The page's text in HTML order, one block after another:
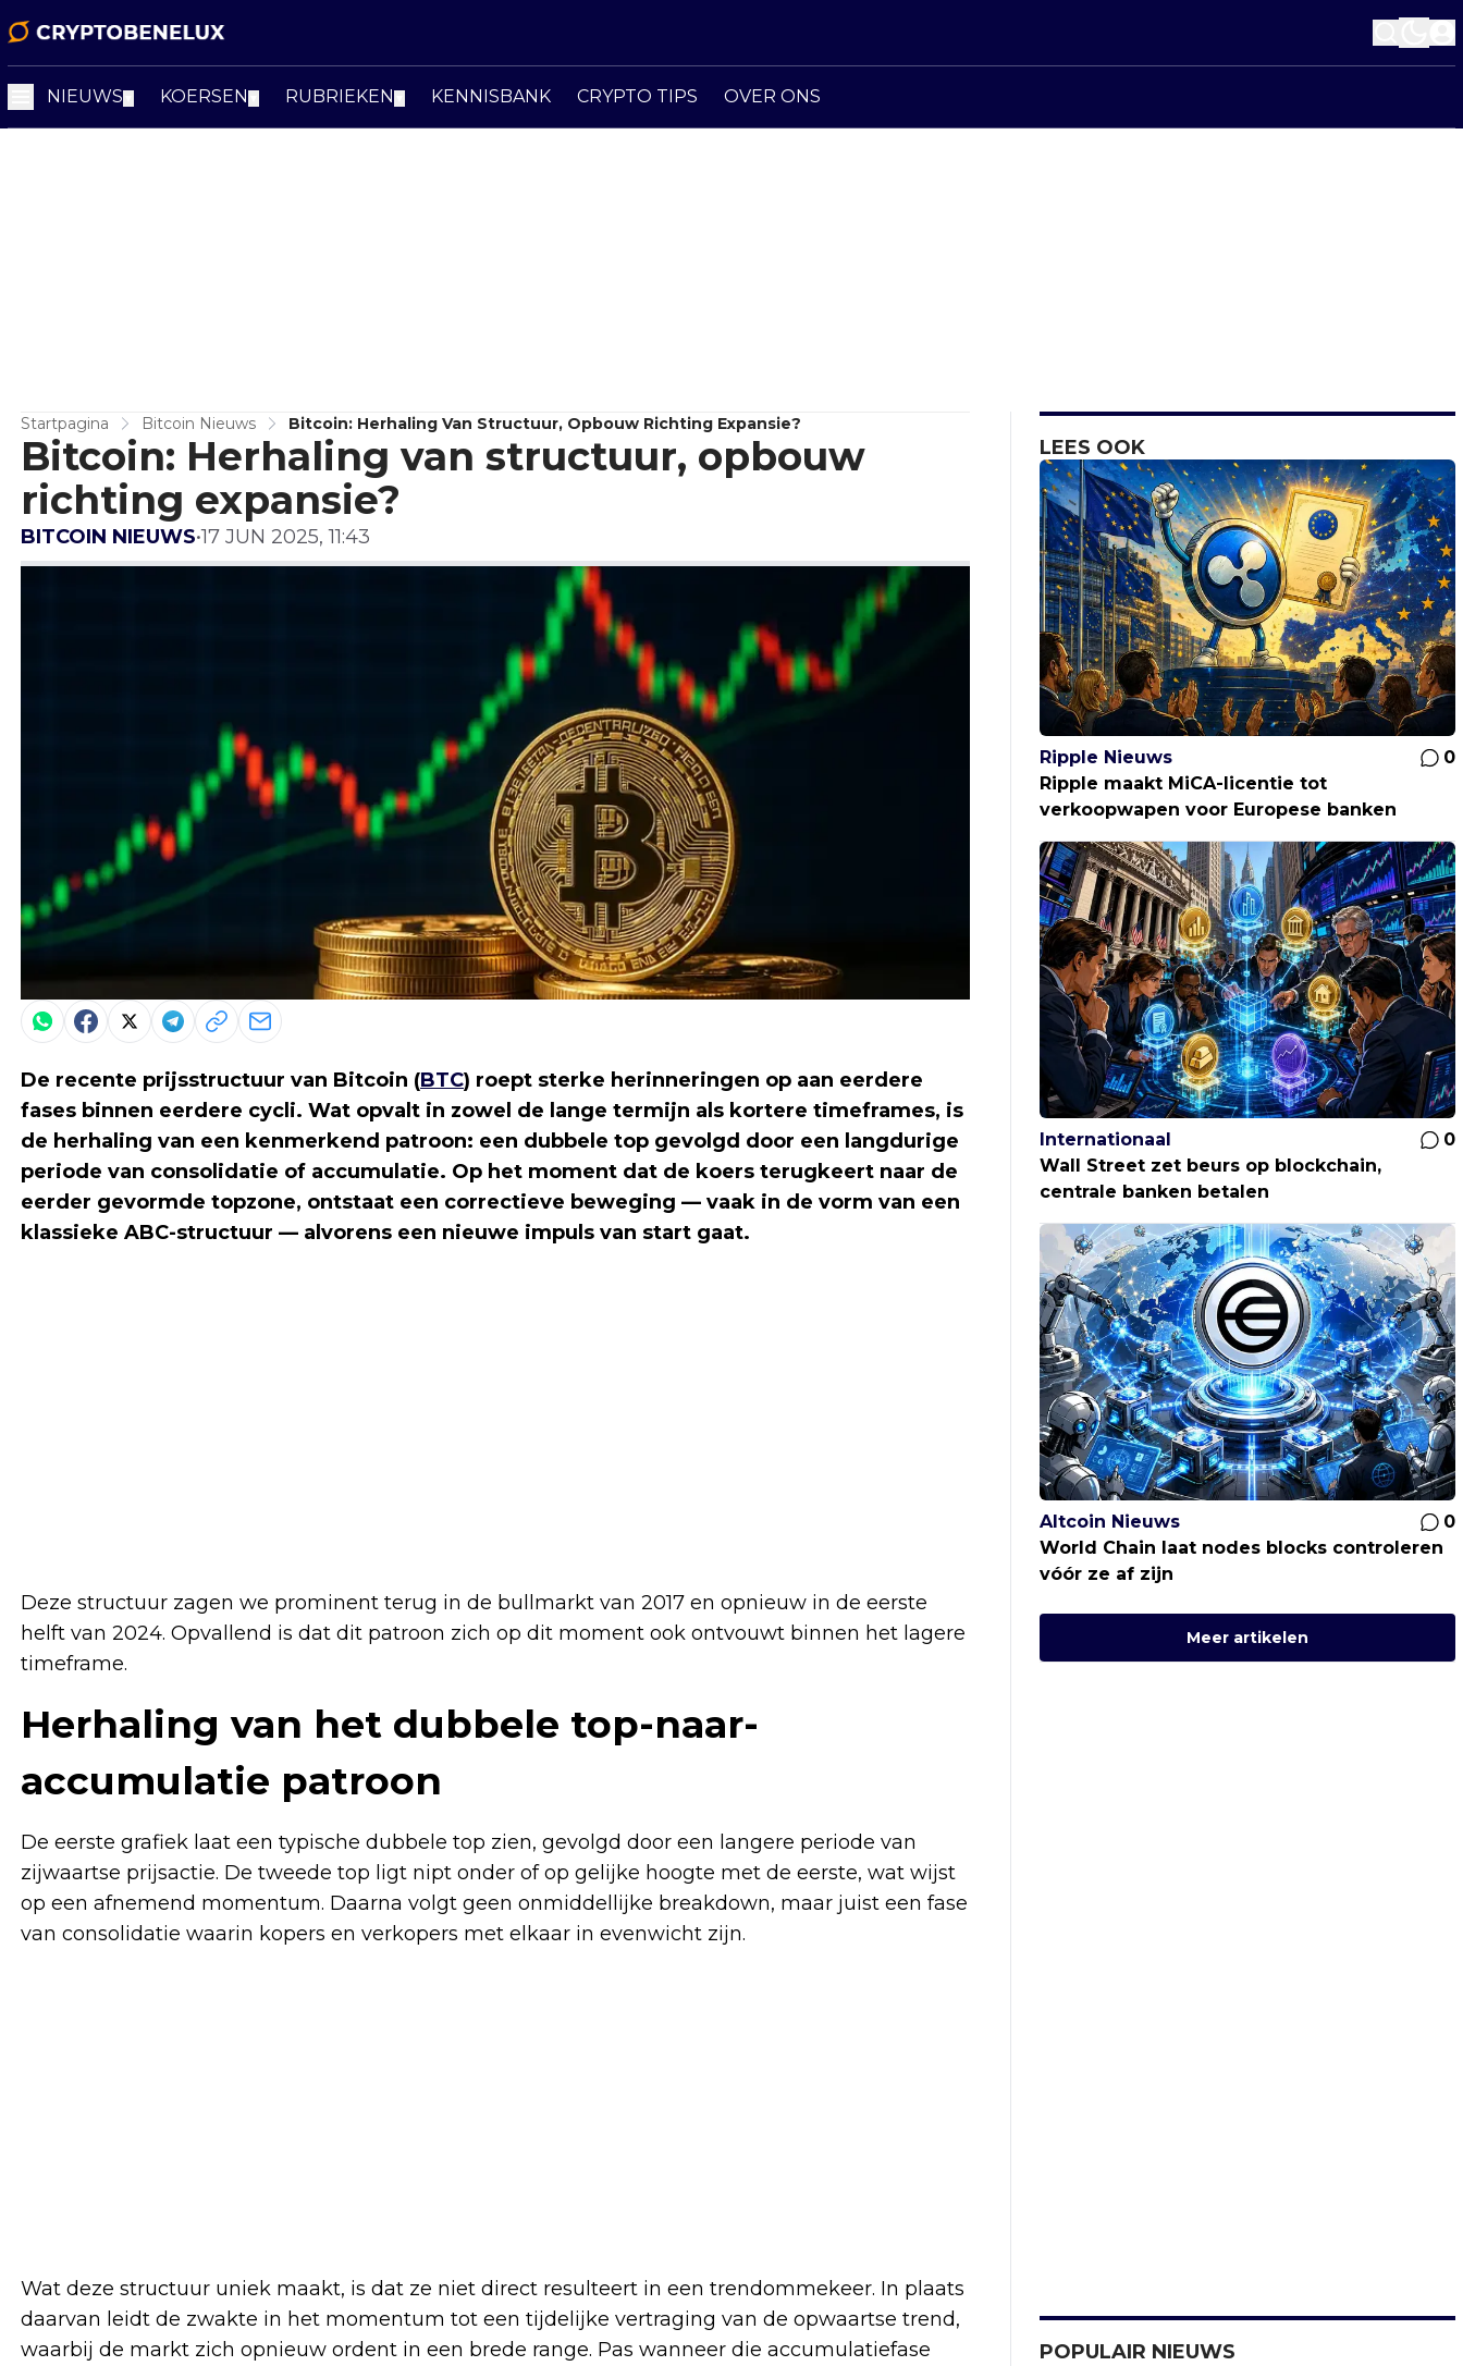
NIEUWS KOERSEN RUBRIEKEN KENNISBANK CRYPTO TIPS OVER ONS
Startpagina Bitcoin Nieuws Bitcoin: Herhaling Van Structuur, Opbouw Richting Expansie?
Bitcoin: Herhaling van structuur, opbouw
richting expansie?
BITCOIN NIEUWS•17 JUN 2025, 11:43
De recente prijsstructuur van Bitcoin (BTC) roept sterke herinneringen op aan eerdere
fases binnen eerdere cycli. Wat opvalt in zowel de lange termijn als kortere timeframes, is
de herhaling van een kenmerkend patroon: een dubbele top gevolgd door een langdurige
periode van consolidatie of accumulatie. Op het moment dat de koers terugkeert naar de
eerder gevormde topzone, ontstaat een correctieve beweging — vaak in de vorm van een
klassieke ABC-structuur — alvorens een nieuwe impuls van start gaat.
Deze structuur zagen we prominent terug in de bullmarkt van 2017 en opnieuw in de eerste
helft van 2024. Opvallend is dat dit patroon zich op dit moment ook ontvouwt binnen het lagere
timeframe.
Herhaling van het dubbele top-naar-
accumulatie patroon
De eerste grafiek laat een typische dubbele top zien, gevolgd door een langere periode van
zijwaartse prijsactie. De tweede top ligt nipt onder of op gelijke hoogte met de eerste, wat wijst
op een afnemend momentum. Daarna volgt geen onmiddellijke breakdown, maar juist een fase
van consolidatie waarin kopers en verkopers met elkaar in evenwicht zijn.
Wat deze structuur uniek maakt, is dat ze niet direct resulteert in een trendommekeer. In plaats
daarvan leidt de zwakte in het momentum tot een tijdelijke vertraging van de opwaartse trend,
waarbij de markt zich opnieuw ordent in een brede range. Pas wanneer die accumulatiefase
LEES OOK
Ripple Nieuws
0
Ripple maakt MiCA-licentie tot
verkoopwapen voor Europese banken
Internationaal
0
Wall Street zet beurs op blockchain,
centrale banken betalen
Altcoin Nieuws
0
World Chain laat nodes blocks controleren
vóór ze af zijn
Meer artikelen
POPULAIR NIEUWS